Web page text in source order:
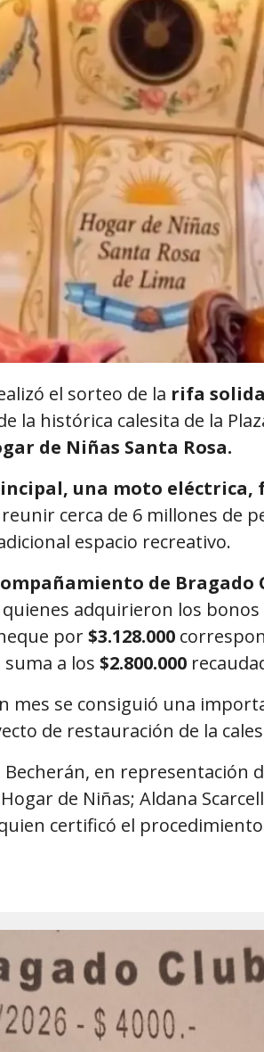
el sorteo de la rifa
la histórica calesita de la
de Niñas Santa Rosa.
una moto eléctrica,
cerca de 6 millones de
espacio recreativo.
de Bragado
adquirieron los
por$3.128.000
a los $2.800.000
mes se consiguió una
de restauración de la
en representación
de Niñas; Aldana
certificó el